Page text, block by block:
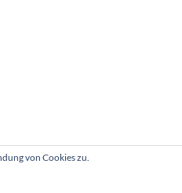
von Cookies zu.